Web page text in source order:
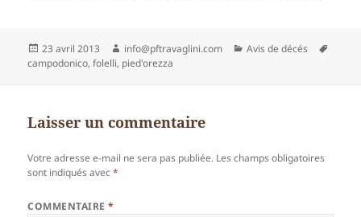
Publié
le
23 avril 2013 Auteur
info@pftravaglini.com Catégories
Avis de décés
campodonico,folelli, pied'orezza
Laisser un commentaire
Votre adresse e-mail ne sera pas publiée. Les champs obligatoires
sont indiqués avec*
COMMENTAIRE*